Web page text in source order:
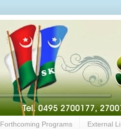
Forthcoming Programs External